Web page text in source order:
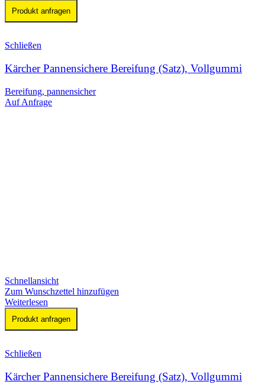
Produkt anfragen
Schließen
Kärcher Pannensichere Bereifung (Satz), Vollgummi
Bereifung, pannensicher
Auf Anfrage
Schnellansicht
Zum Wunschzettel hinzufügen
Weiterlesen
Produkt anfragen
Schließen
Kärcher Pannensichere Bereifung (Satz), Vollgummi